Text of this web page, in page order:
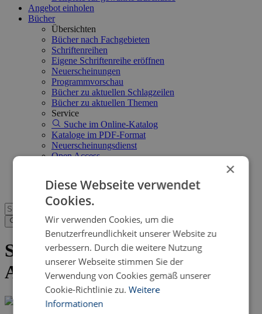
Angebot einholen
Bücher
Übersichten
Bücher nach Fachgebieten
Schriftenreihen
Eigene Schriftenreihe eröffnen
Neuerscheinungen
Programmvorschau
Bücher zu aktuellen Schlagzeilen
Bücher zu aktuellen Themen
Service
Suche im Online-Katalog
Kataloge im PDF-Format
Neuerscheinungsdienst
Open Access
Senden Sie uns eine eBook-
Anfrage
×
Diese Webseite verwendet
Cookies.
Wir verwenden Cookies, um die
Benutzerfreundlichkeit unserer Website zu
verbessern. Durch die weitere Nutzung
unserer Webseite stimmen Sie der
Verwendung von Cookies gemäß unserer
Cookie-Richtlinie zu. Weitere
Informationen